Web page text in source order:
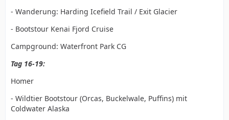
- Wanderung: Harding Icefield Trail / Exit Glacier
- Bootstour Kenai Fjord Cruise
Campground: Waterfront Park CG
Tag 16-19:
Homer
- Wildtier Bootstour (Orcas, Buckelwale, Puffins) mit
Coldwater Alaska